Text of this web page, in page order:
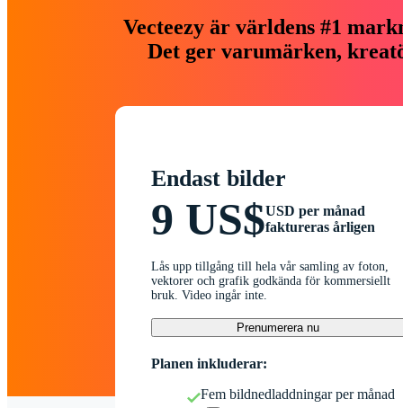
Vecteezy är världens #1
Det ger varumärken,
Endast bilder
9 US$USD per månad
faktureras årligen
Lås upp tillgång till hela vår samling av foton,
vektorer och grafik godkända för kommersiellt
bruk. Video ingår inte.
Prenumerera nu
Planen inkluderar:
Fem bildnedladdningar per månad